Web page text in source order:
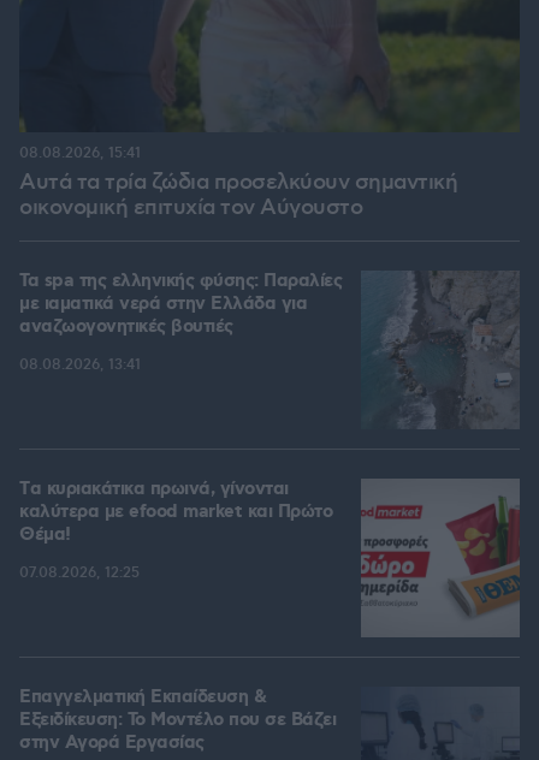
Αυτά τα τρία ζώδια προσελκύουν σημαντική
οικονομική επιτυχία τον Αύγουστο
08.08.2026, 15:41
Τα spa της ελληνικής φύσης: Παραλίες
με ιαματικά νερά στην Ελλάδα για
αναζωογονητικές βουτιές
08.08.2026, 13:41
Tα κυριακάτικα πρωινά, γίνονται
καλύτερα με efood market και Πρώτο
Θέμα!
07.08.2026, 12:25
Επαγγελματική Εκπαίδευση &
Εξειδίκευση: Το Mοντέλο που σε Bάζει
στην Aγορά Eργασίας